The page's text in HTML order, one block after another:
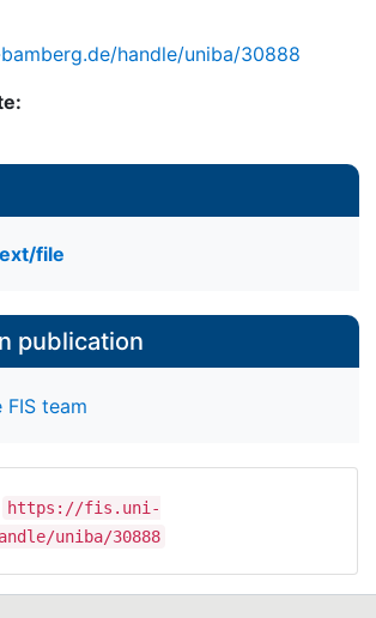
handle/uniba/30888
file
publication
team
https://fis.uni-
uniba/30888